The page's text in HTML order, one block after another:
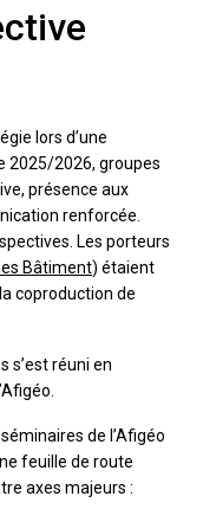
lors d’une
2025/2026, groupes
présence aux
renforcée.
Les porteurs
Bâtiment) étaient
coproduction de
s’est réuni en
de l’Afigéo
feuille de route
axes majeurs :